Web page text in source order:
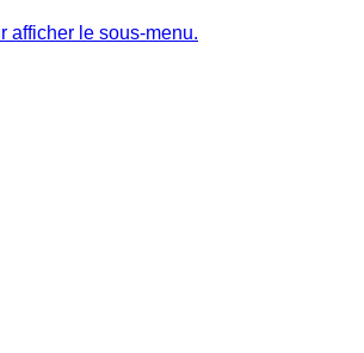
afficher le sous-menu.